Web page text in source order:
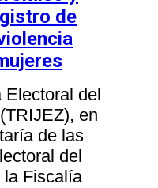
de
Electoral del
en
de las
del
la Fiscalía